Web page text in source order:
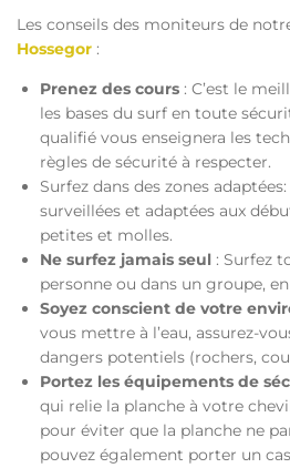
Les conseils des moniteurs de
Hossegor :
Prenez des cours : C’est le
les bases du surf en toute
qualifié vous enseignera les
règles de sécurité à respecter.
Surfez dans des zones
surveillées et adaptées aux
petites et molles.
Ne surfez jamais seul : Surfez
personne ou dans un groupe,
Soyez conscient de votre
vous mettre à l’eau, assurez-
dangers potentiels (rochers,
Portez les équipements de
qui relie la planche à votre
pour éviter que la planche ne
pouvez également porter un